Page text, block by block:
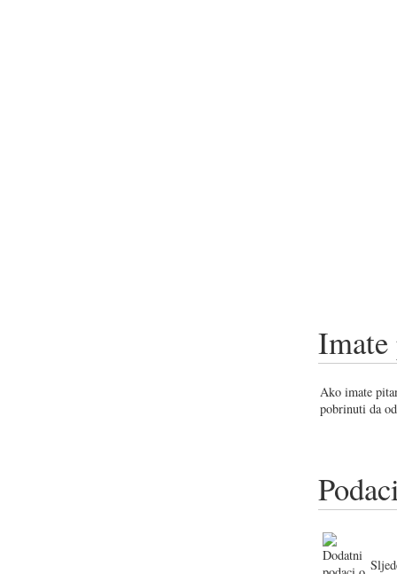
Imate
Ako imate
pobrinuti da